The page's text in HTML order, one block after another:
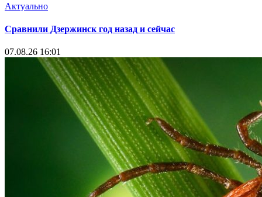
Актуально
Сравнили Дзержинск год назад и сейчас
07.08.26 16:01